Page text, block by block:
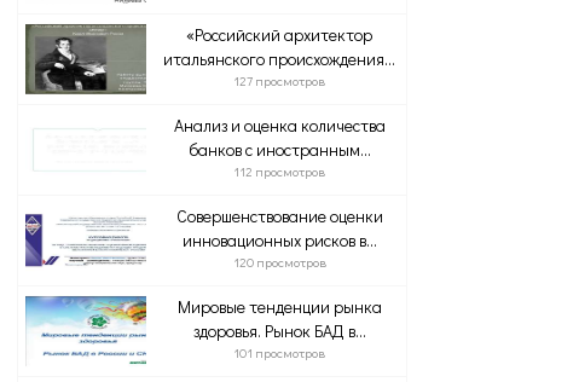
«Российский архитектор
итальянского происхождения...
127 просмотров
Анализ и оценка количества
банков с иностранным...
112 просмотров
Совершенствование оценки
инновационных рисков в...
120 просмотров
Мировые тенденции рынка
здоровья. Рынок БАД в...
101 просмотров